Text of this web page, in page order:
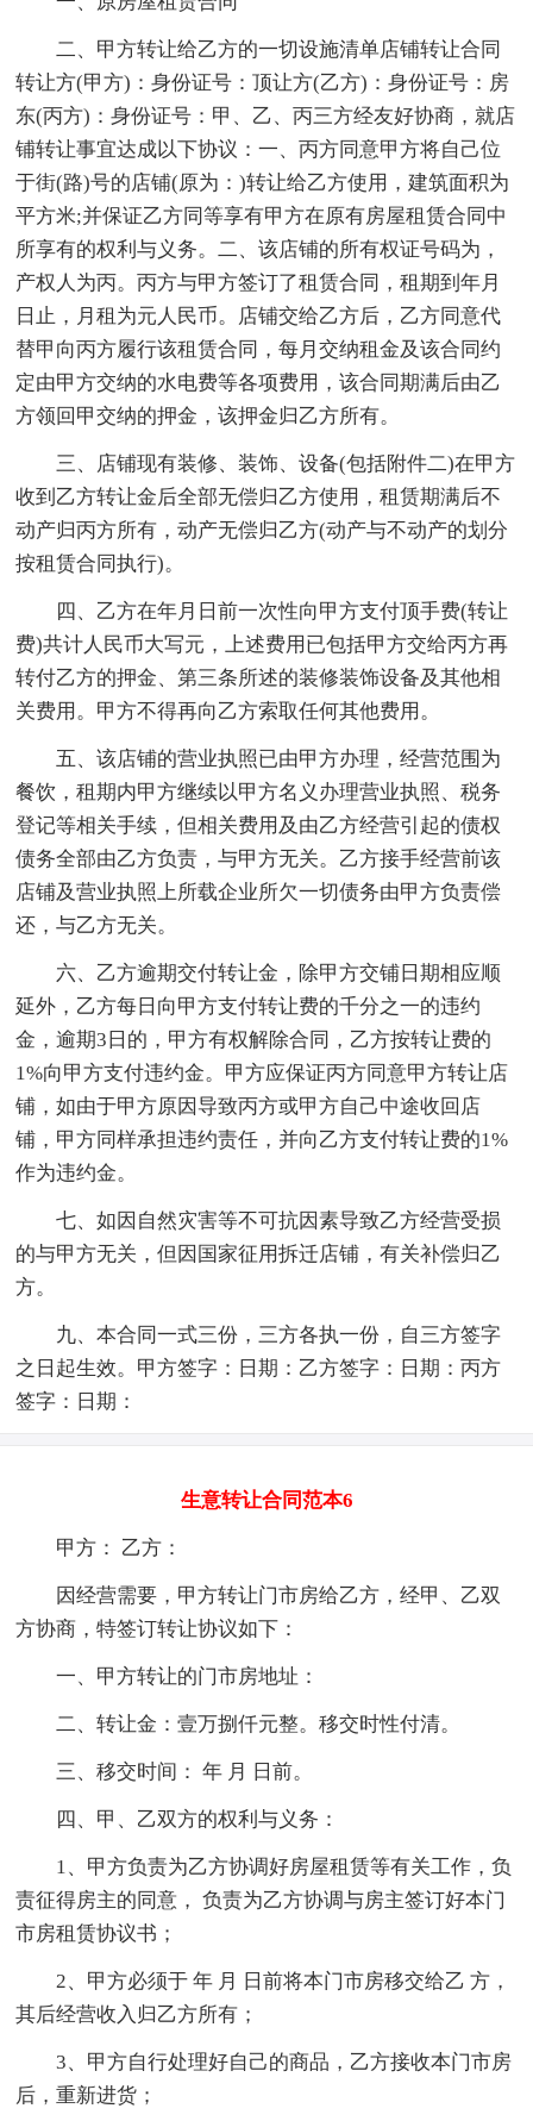
二、甲方转让给乙方的一切设施清单店铺转让合同
转让方(甲方)：身份证号：顶让方(乙方)：身份证号：房
东(丙方)：身份证号：甲、乙、丙三方经友好协商，就店
铺转让事宜达成以下协议：一、丙方同意甲方将自己位
于街(路)号的店铺(原为：)转让给乙方使用，建筑面积为
平方米;并保证乙方同等享有甲方在原有房屋租赁合同中
所享有的权利与义务。二、该店铺的所有权证号码为，
产权人为丙。丙方与甲方签订了租赁合同，租期到年月
日止，月租为元人民币。店铺交给乙方后，乙方同意代
替甲向丙方履行该租赁合同，每月交纳租金及该合同约
定由甲方交纳的水电费等各项费用，该合同期满后由乙
方领回甲交纳的押金，该押金归乙方所有。
三、店铺现有装修、装饰、设备(包括附件二)在甲方
收到乙方转让金后全部无偿归乙方使用，租赁期满后不
动产归丙方所有，动产无偿归乙方(动产与不动产的划分
按租赁合同执行)。
四、乙方在年月日前一次性向甲方支付顶手费(转让
费)共计人民币大写元，上述费用已包括甲方交给丙方再
转付乙方的押金、第三条所述的装修装饰设备及其他相
关费用。甲方不得再向乙方索取任何其他费用。
五、该店铺的营业执照已由甲方办理，经营范围为
餐饮，租期内甲方继续以甲方名义办理营业执照、税务
登记等相关手续，但相关费用及由乙方经营引起的债权
债务全部由乙方负责，与甲方无关。乙方接手经营前该
店铺及营业执照上所载企业所欠一切债务由甲方负责偿
还，与乙方无关。
六、乙方逾期交付转让金，除甲方交铺日期相应顺
延外，乙方每日向甲方支付转让费的千分之一的违约
金，逾期3日的，甲方有权解除合同，乙方按转让费的
1%向甲方支付违约金。甲方应保证丙方同意甲方转让店
铺，如由于甲方原因导致丙方或甲方自己中途收回店
铺，甲方同样承担违约责任，并向乙方支付转让费的1%
作为违约金。
七、如因自然灾害等不可抗因素导致乙方经营受损
的与甲方无关，但因国家征用拆迁店铺，有关补偿归乙
方。
九、本合同一式三份，三方各执一份，自三方签字
之日起生效。甲方签字：日期：乙方签字：日期：丙方
签字：日期：
生意转让合同范本6
甲方： 乙方：
因经营需要，甲方转让门市房给乙方，经甲、乙双
方协商，特签订转让协议如下：
一、甲方转让的门市房地址：
二、转让金：壹万捌仟元整。移交时性付清。
三、移交时间： 年 月 日前。
四、甲、乙双方的权利与义务：
1、甲方负责为乙方协调好房屋租赁等有关工作，负
责征得房主的同意， 负责为乙方协调与房主签订好本门
市房租赁协议书；
2、甲方必须于 年 月 日前将本门市房移交给乙 方，
其后经营收入归乙方所有；
3、甲方自行处理好自己的商品，乙方接收本门市房
后，重新进货；